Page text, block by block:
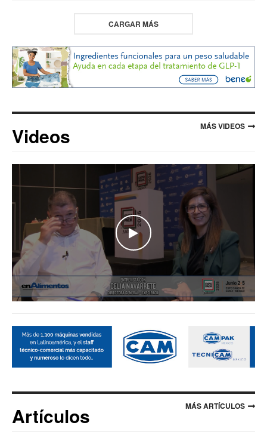
CARGAR MÁS
Videos MÁS VIDEOS
WATCH THE VIDEO
Artículos MÁS ARTÍCULOS